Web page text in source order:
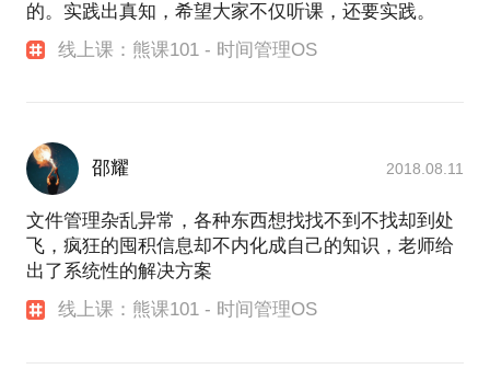
的。实践出真知，希望大家不仅听课，还要实践。
线上课：熊课101 - 时间管理OS
邵耀 2018.08.11
文件管理杂乱异常，各种东西想找找不到不找却到处
飞，疯狂的囤积信息却不内化成自己的知识，老师给
出了系统性的解决方案
线上课：熊课101 - 时间管理OS